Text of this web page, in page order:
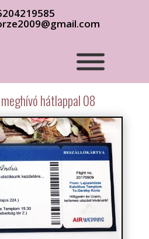
hátlappal 08